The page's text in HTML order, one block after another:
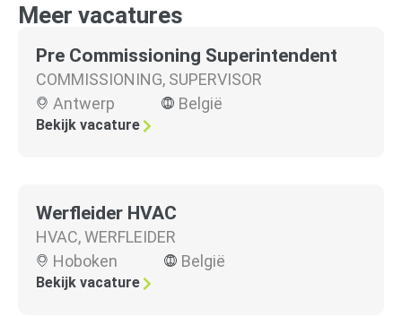
Meer vacatures
Pre Commissioning Superintendent
COMMISSIONING, SUPERVISOR
Antwerp
België
Bekijk vacature
Werfleider HVAC
HVAC,WERFLEIDER
Hoboken
België
Bekijk vacature